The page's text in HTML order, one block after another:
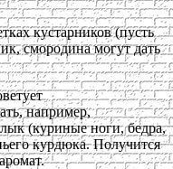
кустарников (пусть
смородина могут дать
например,
(куриные ноги, бедра,
курдюка. Получится